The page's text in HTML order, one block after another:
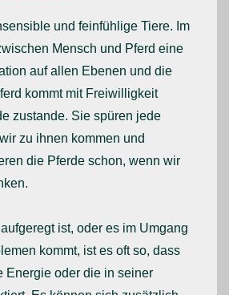
und feinfühlige Tiere. Im
Mensch und Pferd eine
auf allen Ebenen und die
kommt mit Freiwilligkeit
zustande. Sie spüren jede
zu ihnen kommen und
die Pferde schon, wenn wir
ist, oder es im Umgang
kommt, ist es oft so, dass
Energie oder die in seiner